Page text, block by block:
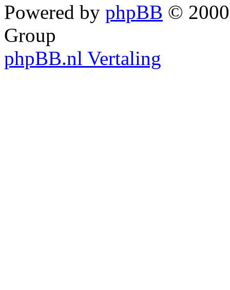
Powered by phpBB ©
Group
phpBB.nl Vertaling